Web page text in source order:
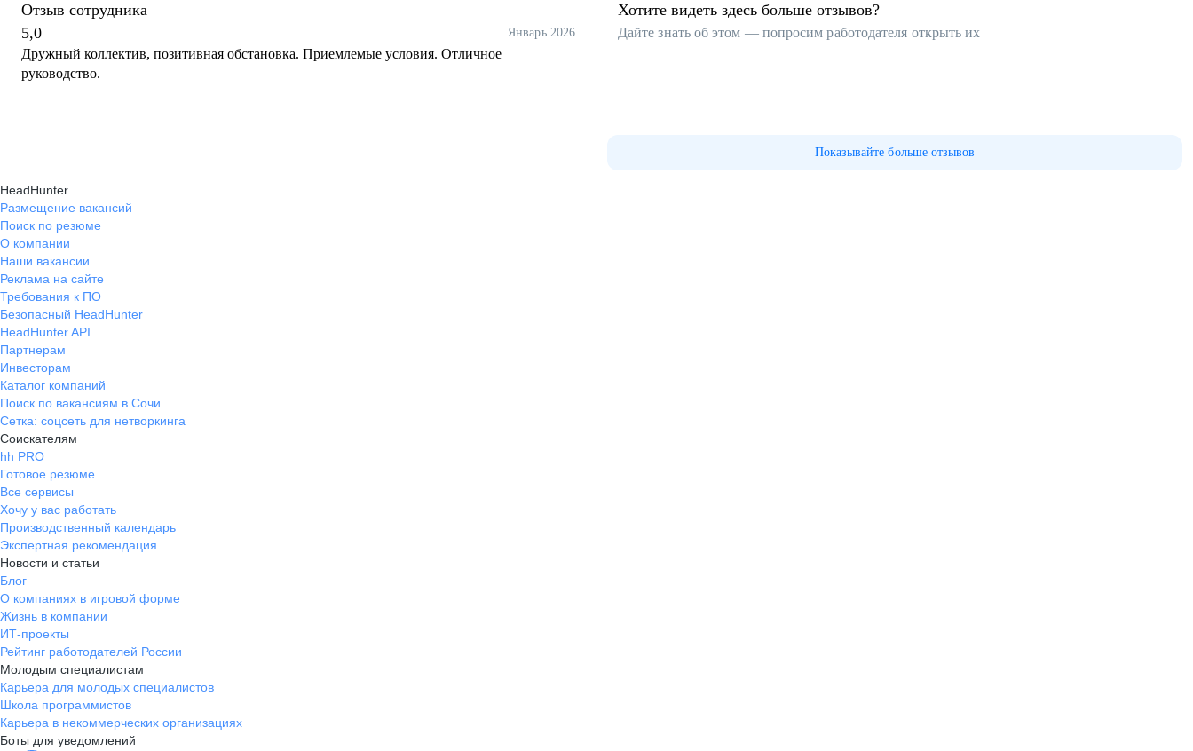
Отзыв сотрудника
5,0
Январь 2026
Дружный коллектив, позитивная обстановка. Приемлемые условия. Отличное
руководство.
Хотите видеть здесь больше отзывов?
Дайте знать об этом — попросим работодателя открыть их
Показывайте больше отзывов
HeadHunter
Размещение вакансий
Поиск по резюме
О компании
Наши вакансии
Реклама на сайте
Требования к ПО
Безопасный HeadHunter
HeadHunter API
Партнерам
Инвесторам
Каталог компаний
Поиск по вакансиям в Сочи
Сетка: соцсеть для нетворкинга
Соискателям
hh PRO
Готовое резюме
Все сервисы
Хочу у вас работать
Производственный календарь
Экспертная рекомендация
Новости и статьи
Блог
О компаниях в игровой форме
Жизнь в компании
ИТ-проекты
Рейтинг работодателей России
Молодым специалистам
Карьера для молодых специалистов
Школа программистов
Карьера в некоммерческих организациях
Боты для уведомлений